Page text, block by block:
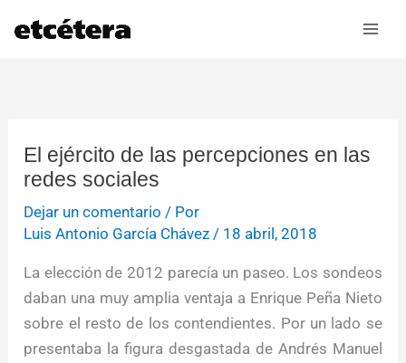
El ejército de las percepciones en las
redes sociales
Dejar un comentario / Por
Luis Antonio García Chávez / 18 abril, 2018
La elección de 2012 parecía un paseo. Los sondeos
daban una muy amplia ventaja a Enrique Peña Nieto
sobre el resto de los contendientes. Por un lado se
presentaba la figura desgastada de Andrés Manuel